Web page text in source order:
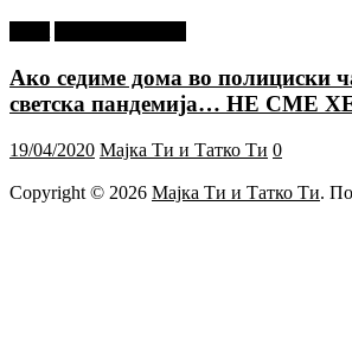
Ако седиме дома во полициски
светска пандемија… НЕ СМЕ
19/04/2020 Мајка Ти и Татко Ти 0
Copyright © 2026 Мајка Ти и Татко Ти.